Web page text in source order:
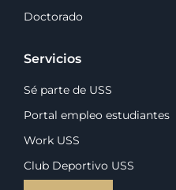
Doctorado
Servicios
Sé parte de USS
Portal empleo estudiantes
Work USS
Club Deportivo USS